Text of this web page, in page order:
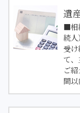
遺
■相
続
受け
て
ご
間